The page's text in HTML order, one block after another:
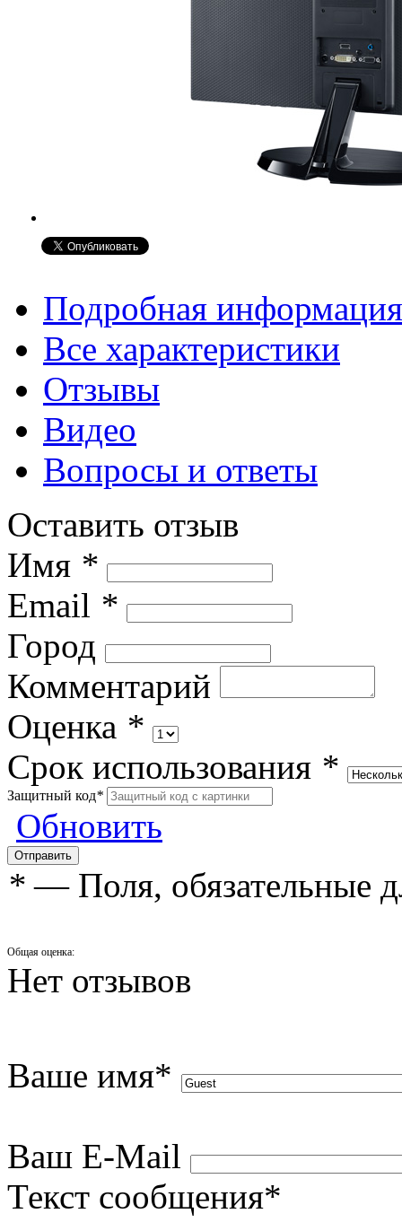
Подробная информация
Все характеристики
Отзывы
Видео
Вопросы и ответы
Оставить отзыв
Имя *
Email *
Город
Комментарий
Оценка *
Срок использования *
Защитный код*
Обновить
* — Поля, обязательные
Общая оценка:
Нет отзывов
Ваше имя*
Ваш E-Mail
Текст сообщения*